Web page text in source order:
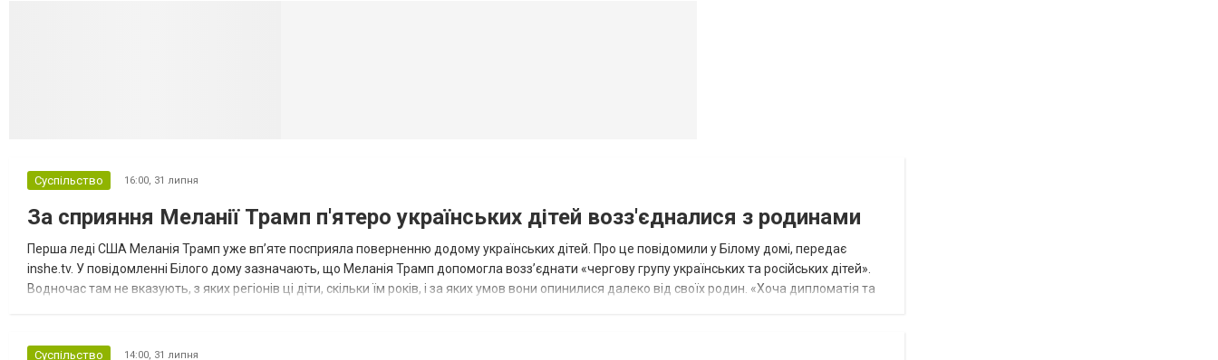
Суспільство 16:00, 31 липня
За сприяння Меланії Трамп п'ятеро українських дітей возз'єдналися з родинами
Перша леді США Меланія Трамп уже впʼяте посприяла поверненню додому українських дітей. Про це повідомили у Білому домі, передає
inshe.tv. У повідомленні Білого дому зазначають, що Меланія Трамп допомогла возз’єднати «чергову групу українських та російських дітей».
Водночас там не вказують, з яких регіонів ці діти, скільки їм років, і за яких умов вони опинилися далеко від своїх родин. «Хоча дипломатія та
Суспільство 14:00, 31 липня